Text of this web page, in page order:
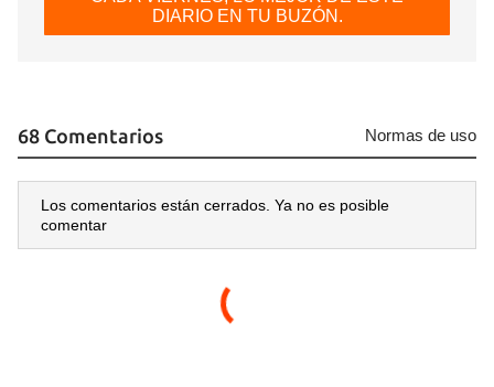
DIARIO EN TU BUZÓN.
68 Comentarios Normas de uso
Los comentarios están cerrados. Ya no es posible
comentar